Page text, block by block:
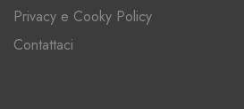
Privacy e Cooky Policy
Contattaci